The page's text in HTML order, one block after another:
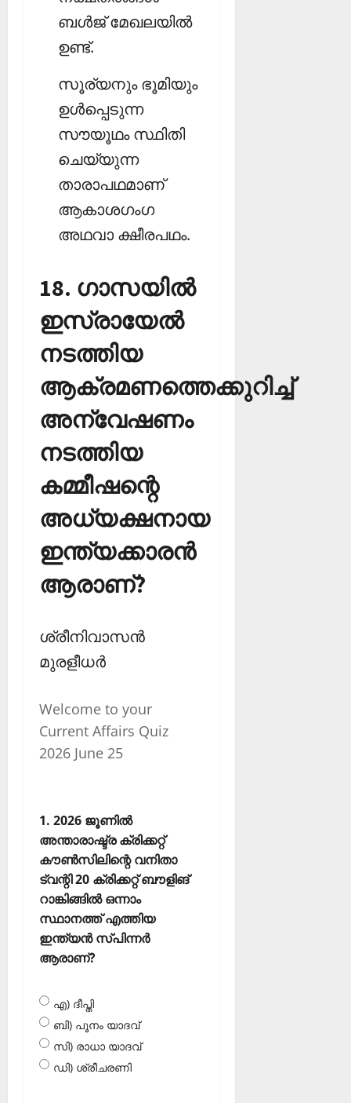
ബള്‍ജ് മേഖലയില്‍
ഉണ്ട്.
സൂര്യനും ഭൂമിയും
ഉള്‍പ്പെടുന്ന
സൗയൂഥം സ്ഥിതി
ചെയ്യുന്ന
താരാപഥമാണ്
ആകാശഗംഗ
അഥവാ ക്ഷീരപഥം.
18. ഗാസയില്‍
ഇസ്രായേല്‍
നടത്തിയ
ആക്രമണത്തെക്കുറിച്ച്
അന്വേഷണം
നടത്തിയ
കമ്മീഷന്റെ
അധ്യക്ഷനായ
ഇന്ത്യക്കാരന്‍
ആരാണ്?
ശ്രീനിവാസന്‍
മുരളീധര്‍
Welcome to your
Current Affairs Quiz
2026 June 25
1. 2026 ജൂണില്‍
അന്താരാഷ്ട്ര ക്രിക്കറ്റ്
കൗണ്‍സിലിന്റെ വനിതാ
ട്വന്റി 20 ക്രിക്കറ്റ് ബൗളിങ്
റാങ്കിങ്ങില്‍ ഒന്നാം
സ്ഥാനത്ത് എത്തിയ
ഇന്ത്യന്‍ സ്പിന്നര്‍
ആരാണ്?
എ) ദീപ്തി
ബി) പൂനം യാദവ്
സി) രാധാ യാദവ്
ഡി) ശ്രീചരണി